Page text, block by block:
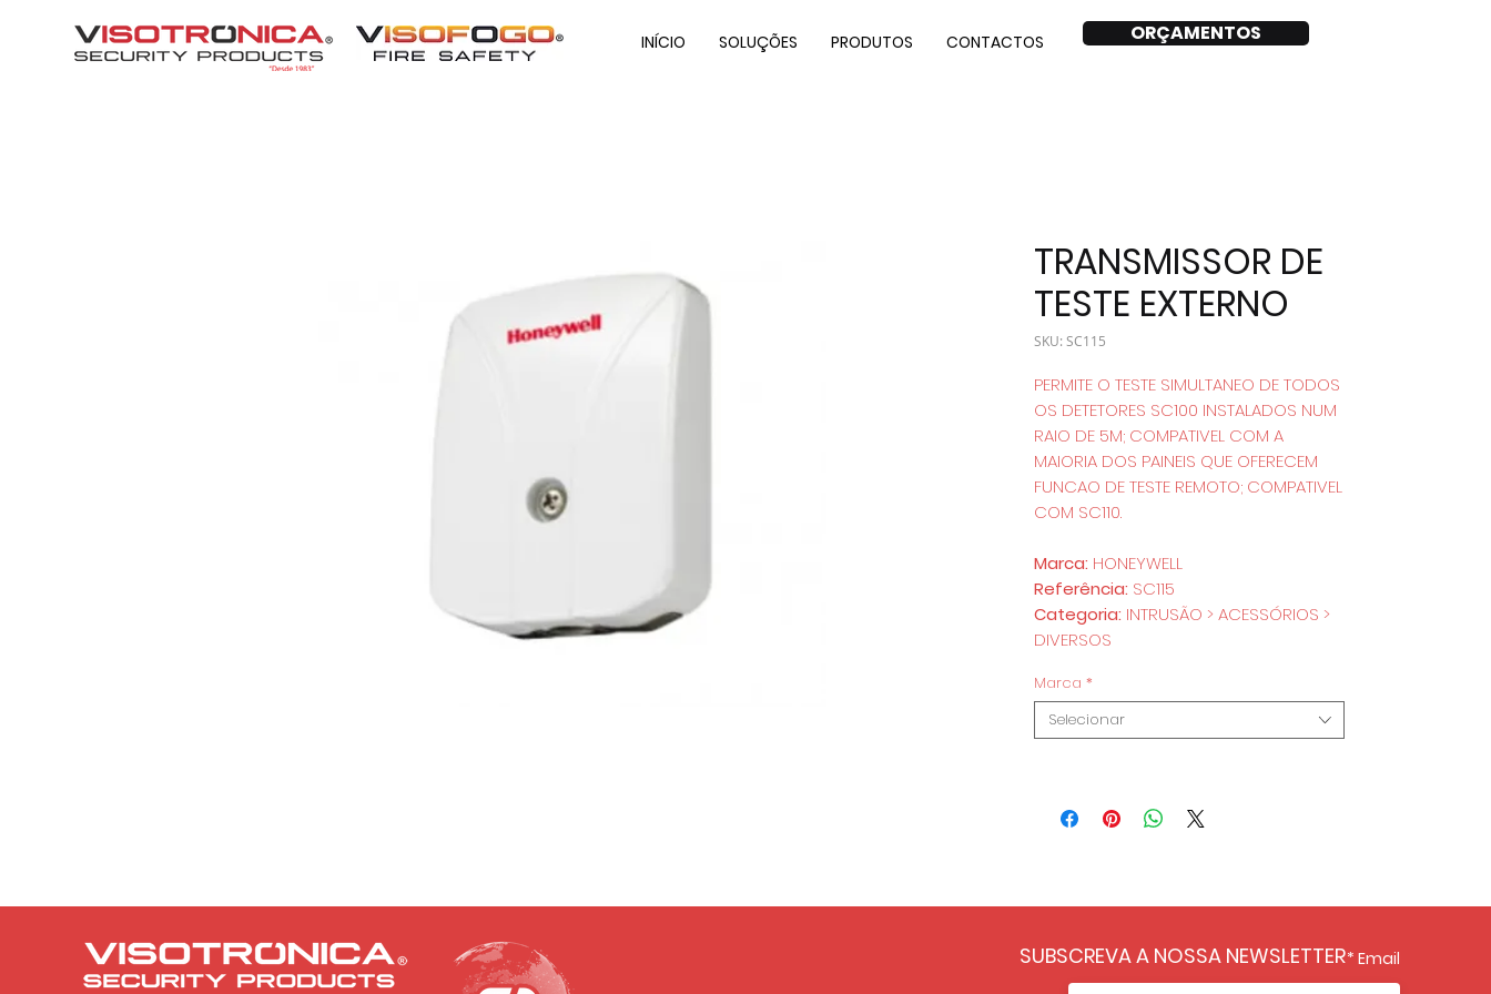
INÍCIO SOLUÇÕES PRODUTOS CONTACTOS ORÇAMENTOS
TRANSMISSOR DE
TESTE EXTERNO
SKU: SC115
PERMITE O TESTE SIMULTANEO DE TODOS
OS DETETORES SC100 INSTALADOS NUM
RAIO DE 5M; COMPATIVEL COM A
MAIORIA DOS PAINEIS QUE OFERECEM
FUNCAO DE TESTE REMOTO; COMPATIVEL
COM SC110.
Marca: HONEYWELL
Referência: SC115
Categoria: INTRUSÃO > ACESSÓRIOS >
DIVERSOS
Marca *
Selecionar
SUBSCREVA A NOSSA NEWSLETTER Email